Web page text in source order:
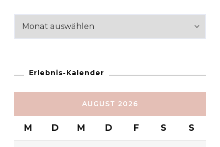
Reiseabschnitte
Erlebnis-Kalender
AUGUST 2026
M D M D F S S